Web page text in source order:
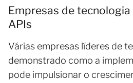
Empresas de
APIs
Várias empresas líderes de
demonstrado como a
pode impulsionar o